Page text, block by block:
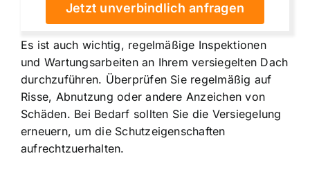
Jetzt unverbindlich anfragen
Es ist auch wichtig, regelmäßige Inspektionen
und Wartungsarbeiten an Ihrem versiegelten Dach
durchzuführen. Überprüfen Sie regelmäßig auf
Risse, Abnutzung oder andere Anzeichen von
Schäden. Bei Bedarf sollten Sie die Versiegelung
erneuern, um die Schutzeigenschaften
aufrechtzuerhalten.